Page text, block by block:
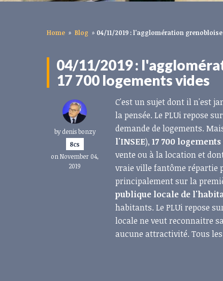
Home » Blog » 04/11/2019 : l'agglomération
04/11/2019 :
17 700 logements vides
bydenis bonzy
8cs
on November 04,
2019
C'est un sujet dont il n'est
la pensée. Le PLUi repose
demande de logements.
l'INSEE),17 700
vente ou à la location et
vraie ville fantôme répartie
principalement sur la
publique locale de
habitants. Le PLUi repose
locale ne veut reconnaitre
aucune attractivité. Tous